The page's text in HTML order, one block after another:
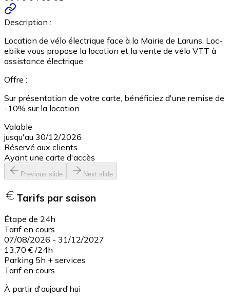
Description :
Location de vélo électrique face à la Mairie de Laruns. Loc-
ebike vous propose la location et la vente de vélo VTT à
assistance électrique
Offre :
Sur présentation de votre carte, bénéficiez d'une remise de
-10% sur la location
Valable
jusqu'au 30/12/2026
Réservé aux clients
Ayant une carte d'accès
Previous slide Next slide
Tarifs par saison
Étape de 24h
Tarif en cours
07/08/2026 - 31/12/2027
13,70 € /24h
Parking 5h + services
Tarif en cours
À partir d'aujourd'hui